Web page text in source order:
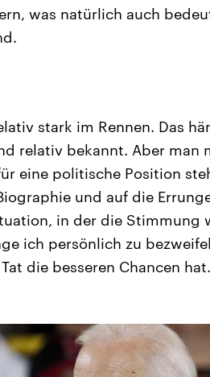
was natürlich auch
stark im Rennen. Das
relativ bekannt. Aber man
eine politische Position
und auf die
in der die Stimmung
ich persönlich zu
die besseren Chancen hat.